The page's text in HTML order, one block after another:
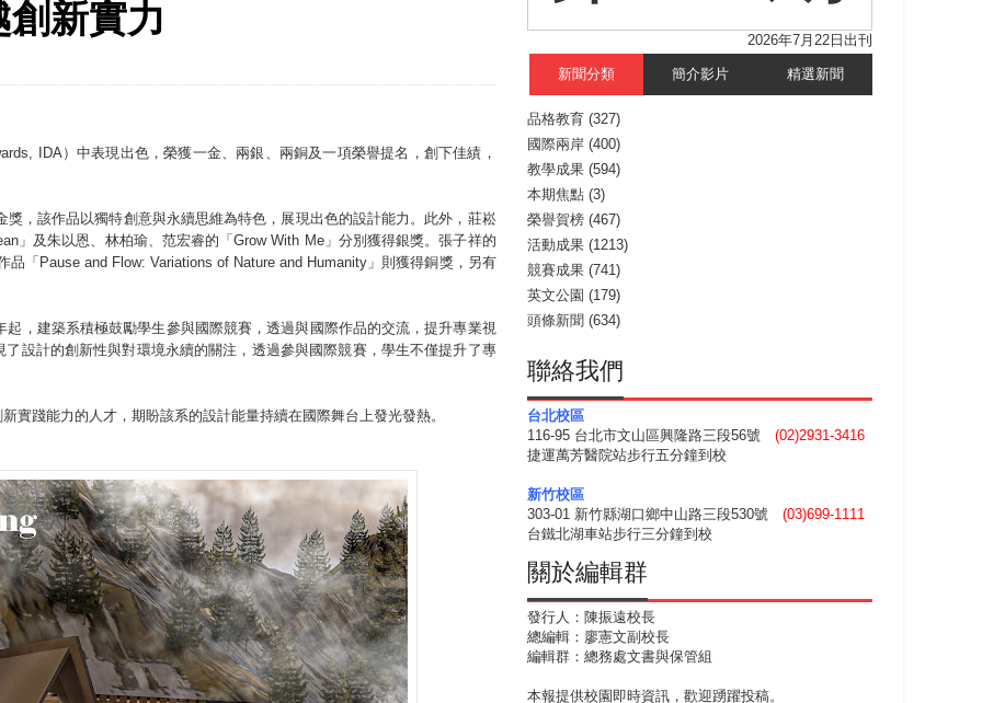
飲管家獲全國第二名
青年學子溫馨對談 傳遞品格與智慧力量
生蛻變成金融新星
新實力
IDA）中表現出色，榮獲一金、兩銀、兩銅及一項榮譽提名，創下佳績，
，該作品以獨特創意與永續思維為特色，展現出色的設計能力。此外，莊崧
」及朱以恩、林柏瑜、范宏睿的「Grow With Me」分別獲得銀獎。張子祥的
「Pause and Flow: Variations of Nature and Humanity」則獲得銅獎，另有
，建築系積極鼓勵學生參與國際競賽，透過與國際作品的交流，提升專業視
設計的創新性與對環境永續的關注，透過參與國際競賽，學生不僅提升了專
實踐能力的人才，期盼該系的設計能量持續在國際舞台上發光發熱。
2026年7月22日出刊
新聞分類 簡介影片 精選新聞
品格教育 (327)
國際兩岸 (400)
教學成果 (594)
本期焦點 (3)
榮譽賀榜 (467)
活動成果 (1213)
競賽成果 (741)
英文公園 (179)
頭條新聞 (634)
聯絡我們
台北校區
116-95 台北市文山區興隆路三段56號 (02)2931-3416
捷運萬芳醫院站步行五分鐘到校
新竹校區
303-01 新竹縣湖口鄉中山路三段530號 (03)699-1111
台鐵北湖車站步行三分鐘到校
關於編輯群
發行人：陳振遠校長
總編輯：廖憲文副校長
編輯群：總務處文書與保管組
本報提供校園即時資訊，歡迎踴躍投稿。